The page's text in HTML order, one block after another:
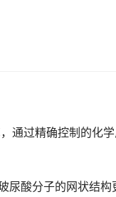
通过精确控制的化
尿酸分子的网状结构